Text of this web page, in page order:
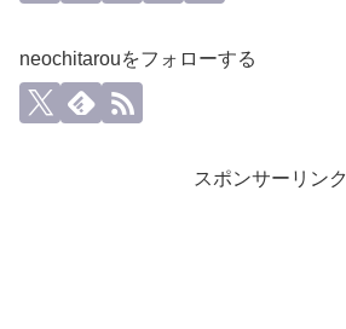
neochitarouをフォローする
スポンサーリンク